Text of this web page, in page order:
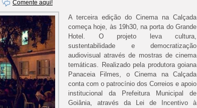
Comente aqui!
A terceira edição do Cinema na Calçada
começa hoje, às 19h30, na porta do Grande
Hotel. O projeto leva cultura,
sustentabilidade e democratização
audiovisual através de mostras de cinema
temáticas. Realizado pela produtora goiana
Panaceia Filmes, o Cinema na Calçada
conta com o patrocínio dos Correios e apoio
institucional da Prefeitura Municipal de
Goiânia, através da Lei de Incentivo à